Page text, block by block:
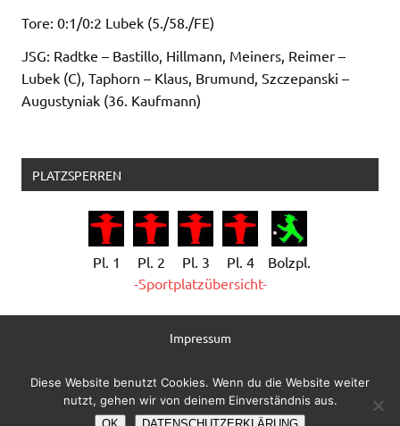
Tore: 0:1/0:2 Lubek (5./58./FE)
JSG: Radtke – Bastillo, Hillmann, Meiners, Reimer –
Lubek (C), Taphorn – Klaus, Brumund, Szczepanski –
Augustyniak (36. Kaufmann)
PLATZSPERREN
Pl. 1 Pl. 2 Pl. 3 Pl. 4
Bolzpl.
-Sportplatzübersicht-
Impressum
Administration
Diese Website benutzt Cookies. Wenn du die Website weiter
nutzt, gehen wir von deinem Einverständnis aus.